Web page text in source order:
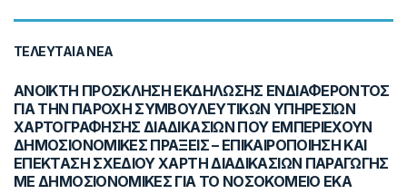
ΤΕΛΕΥΤΑΊΑ ΝΈΑ
ΑΝΟΙΚΤΗ ΠΡΟΣΚΛΗΣΗ ΕΚΔΗΛΩΣΗΣ ΕΝΔΙΑΦΕΡΟΝΤΟΣ
ΓΙΑ ΤΗΝ ΠΑΡΟΧΗ ΣΥΜΒΟΥΛΕΥΤΙΚΩΝ ΥΠΗΡΕΣΙΩΝ
ΧΑΡΤΟΓΡΑΦΗΣΗΣ ΔΙΑΔΙΚΑΣΙΩΝ ΠΟΥ ΕΜΠΕΡΙΕΧΟΥΝ
ΔΗΜΟΣΙΟΝΟΜΙΚΕΣ ΠΡΑΞΕΙΣ – ΕΠΙΚΑΙΡΟΠΟΙΗΣΗ ΚΑΙ
ΕΠΕΚΤΑΣΗ ΣΧΕΔΙΟΥ ΧΑΡΤΗ ΔΙΑΔΙΚΑΣΙΩΝ ΠΑΡΑΓΩΓΗΣ
ΜΕ ΔΗΜΟΣΙΟΝΟΜΙΚΕΣ ΓΙΑ ΤΟ ΝΟΣΟΚΟΜΕΙΟ ΕΚΑ